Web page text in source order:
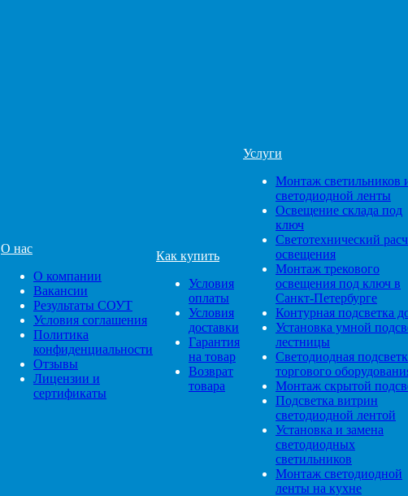
О нас
О компании
Вакансии
Результаты СОУТ
Условия соглашения
Политика
конфиденциальности
Отзывы
Лицензии и
сертификаты
Как купить
Условия
оплаты
Условия
доставки
Гарантия
на товар
Возврат
товара
Услуги
Монтаж светильников
светодиодной ленты
Освещение склада под
ключ
Светотехнический
освещения
Монтаж трекового
освещения под ключ в
Санкт-Петербурге
Контурная подсветка
Установка умной
лестницы
Светодиодная
торгового
Монтаж скрытой
Подсветка витрин
светодиодной лентой
Установка и замена
светодиодных
светильников
Монтаж светодиодной
ленты на кухне